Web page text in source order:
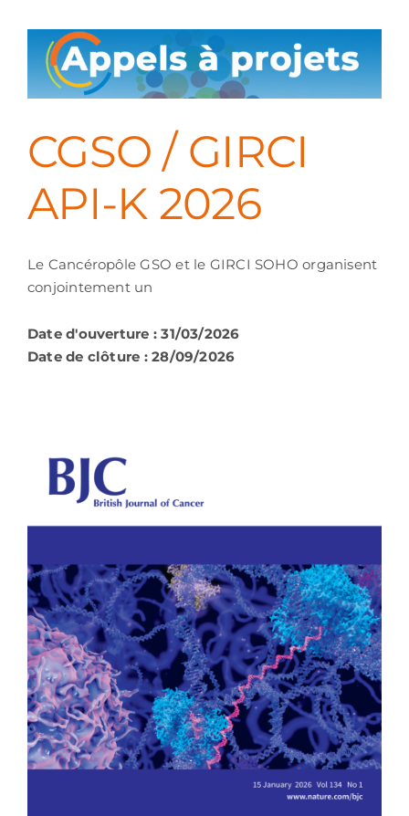
CGSO / GIRCI
API-K 2026
Le Cancéropôle GSO et le GIRCI SOHO organisent
conjointement un
Date d'ouverture : 31/03/2026
Date de clôture : 28/09/2026